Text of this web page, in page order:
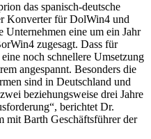
das spanisch-deutsche
Konverter für DolWin4 und
eine um ein Jahr
zugesagt. Dass für
noch schnellere Umsetzung
angespannt. Besonders die
sind in Deutschland und
beziehungsweise drei Jahre
berichtet Dr.
mit Barth Geschäftsführer der